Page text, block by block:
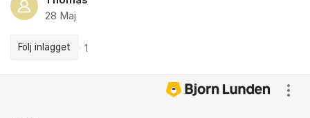
28 Maj
Följ inlägget 1